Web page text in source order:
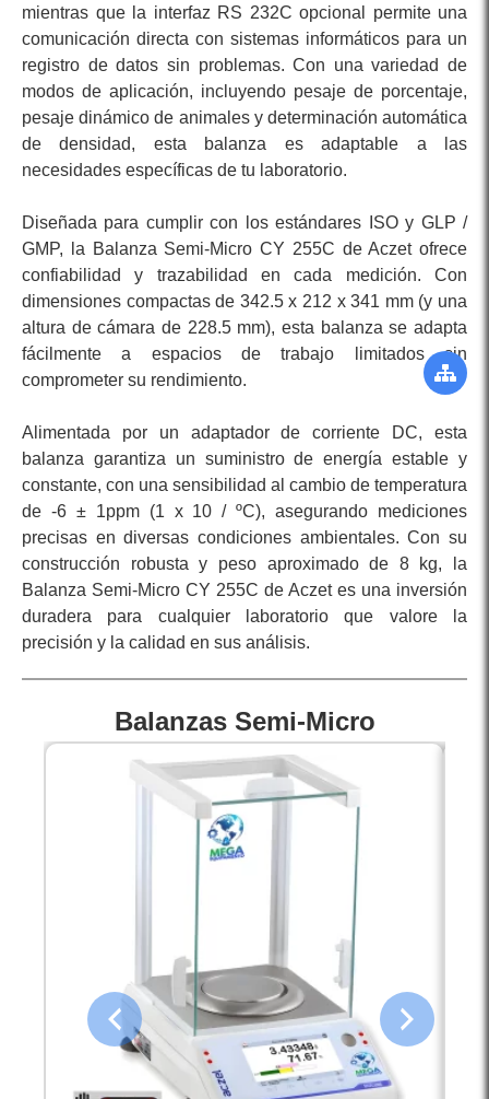
mientras que la interfaz RS 232C opcional permite una
comunicación directa con sistemas informáticos para un
registro de datos sin problemas. Con una variedad de
modos de aplicación, incluyendo pesaje de porcentaje,
pesaje dinámico de animales y determinación automática
de densidad, esta balanza es adaptable a las
necesidades específicas de tu laboratorio.
Diseñada para cumplir con los estándares ISO y GLP /
GMP, la Balanza Semi-Micro CY 255C de Aczet ofrece
confiabilidad y trazabilidad en cada medición. Con
dimensiones compactas de 342.5 x 212 x 341 mm (y una
altura de cámara de 228.5 mm), esta balanza se adapta
fácilmente a espacios de trabajo limitados sin
comprometer su rendimiento.
Alimentada por un adaptador de corriente DC, esta
balanza garantiza un suministro de energía estable y
constante, con una sensibilidad al cambio de temperatura
de -6 ± 1ppm (1 x 10 / ºC), asegurando mediciones
precisas en diversas condiciones ambientales. Con su
construcción robusta y peso aproximado de 8 kg, la
Balanza Semi-Micro CY 255C de Aczet es una inversión
duradera para cualquier laboratorio que valore la
precisión y la calidad en sus análisis.
Balanzas Semi-Micro